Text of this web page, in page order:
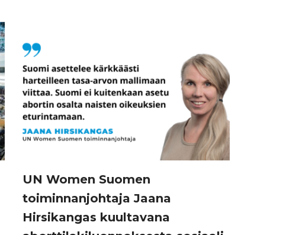
UN Women Suomen
toiminnanjohtaja Jaana
Hirsikangas kuultavana